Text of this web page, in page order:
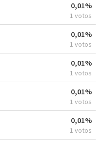
0,01%
1 votos
0,01%
1 votos
0,01%
1 votos
0,01%
1 votos
0,01%
1 votos